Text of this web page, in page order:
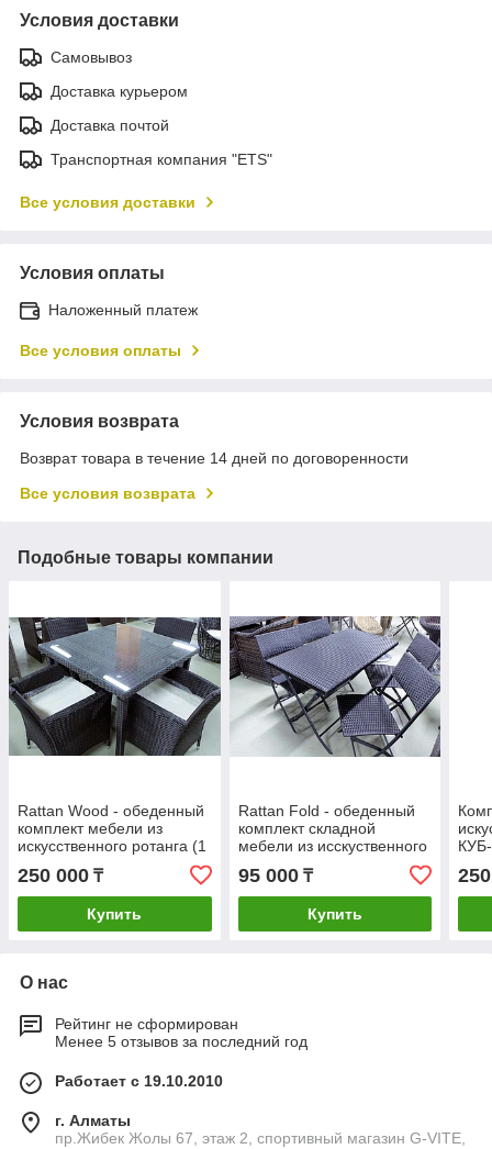
Условия доставки
Самовывоз
Доставка курьером
Доставка почтой
Транспортная компания "ETS"
Все условия доставки
Условия оплаты
Наложенный платеж
Все условия оплаты
Условия возврата
Возврат товара в течение 14 дней по договоренности
Все условия возврата
Подобные товары компании
Rattan Wood - обеденный
комплект мебели из
искусственного ротанга (1
стол, 4 кресла)
250 000 ₸
Купить
Rattan Fold - обеденный
комплект складной
мебели из исскуственного
ротанга (1 стол, 4 стула)
95 000₸
Купить
О нас
Рейтинг не сформирован
Менее 5 отзывов за последний год
Работает с 19.10.2010
г. Алматы
пр.Жибек Жолы 67, этаж 2, спортивный магазин G-VITE,